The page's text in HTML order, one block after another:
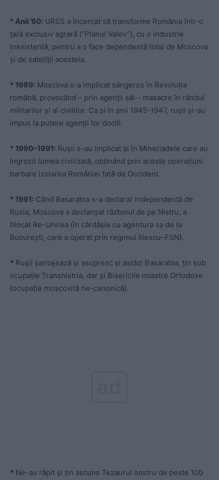
* Anii ’60: URSS a încercat să transforme România într-o
țară exclusiv agrară (”Planul Valev”), cu o industrie
inexistentă, pentru a o face dependentă total de Moscova
și de sateliții acesteia.
* 1989: Moscova s-a implicat sângeros în Revoluția
română, provocând – prin agenții săi – masacre în rândul
militarilor și al civililor. Ca și în anii 1945-1947, rușii și-au
impus la putere agenții lor docili.
* 1990–1991: Rușii s-au implicat și în Mineriadele care au
îngrozit lumea civilizată, obținând prin aceste operațiuni
barbare izolarea României față de Occident.
* 1991: Când Basarabia s-a declarat independentă de
Rusia, Moscova a declanșat războiul de pe Nistru, a
blocat Re-Unirea (în cârdășie cu agentura sa de la
București, care a operat prin regimul Iliescu–FSN).
* Rușii șantajează și asupresc și astăzi Basarabia, țin sub
ocupație Transnistria, dar și Bisericile noastre Ortodoxe
(ocupație moscovită ne-canonică).
* Ne-au răpit și țin ascuns Tezaurul nostru de peste 100